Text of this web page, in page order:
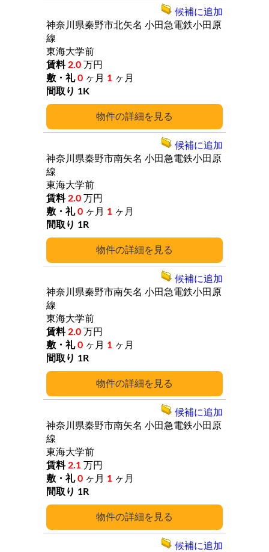
詳細
神奈川県秦野市北矢名 小田急電鉄小田原
線
東海大学前
2.0 万円
0 ヶ月 1 ヶ月
1K
候補に追加
詳細
神奈川県秦野市南矢名 小田急電鉄小田原
線
東海大学前
2.0 万円
0 ヶ月 1 ヶ月
1R
候補に追加
詳細
神奈川県秦野市南矢名 小田急電鉄小田原
線
東海大学前
2.0 万円
0 ヶ月 1 ヶ月
1R
候補に追加
詳細
神奈川県秦野市南矢名 小田急電鉄小田原
線
東海大学前
2.1 万円
0 ヶ月 1 ヶ月
1R
候補に追加
候補に追加